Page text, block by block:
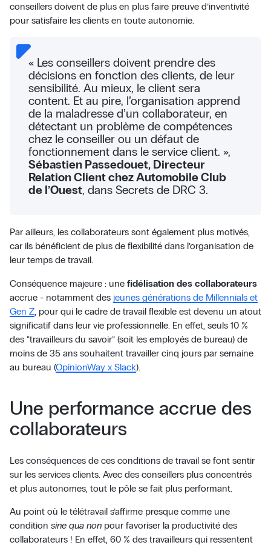
conseillers doivent de plus en plus faire preuve d’inventivité
pour satisfaire les clients en toute autonomie.
« Les conseillers doivent prendre des
décisions en fonction des clients, de leur
sensibilité. Au mieux, le client sera
content. Et au pire, l’organisation apprend
de la maladresse d’un collaborateur, en
détectant un problème de compétences
chez le conseiller ou un défaut de
fonctionnement dans le service client. »,
Sébastien Passedouet, Directeur
Relation Client chez Automobile Club
de l’Ouest, dans Secrets de DRC 3.
Par ailleurs, les collaborateurs sont également plus motivés,
car ils bénéficient de plus de flexibilité dans l’organisation de
leur temps de travail.
Conséquence majeure : une fidélisation des collaborateurs
accrue - notamment des jeunes générations de Millennials et
Gen Z, pour qui le cadre de travail flexible est devenu un atout
significatif dans leur vie professionnelle. En effet, seuls 10 %
des “travailleurs du savoir” (soit les employés de bureau) de
moins de 35 ans souhaitent travailler cinq jours par semaine
au bureau (OpinionWay x Slack).
Une performance accrue des
collaborateurs
Les conséquences de ces conditions de travail se font sentir
sur les services clients. Avec des conseillers plus concentrés
et plus autonomes, tout le pôle se fait plus performant.
Au point où le télétravail s’affirme presque comme une
condition sine qua nonpour favoriser la productivité des
collaborateurs ! En effet, 60 % des travailleurs qui ressentent